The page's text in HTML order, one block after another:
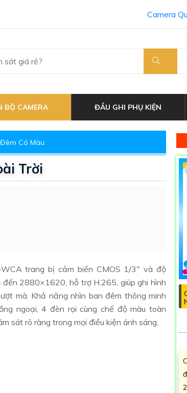
Camera
BỘ CAMERA ĐẦU GHI PHỤ KIỆN
Có Màu
Trời
WCA trang bị cảm biến CMOS 1/3" và độ
đến 2880×1620, hỗ trợ H.265, giúp ghi hình
mà. Khả năng nhìn ban đêm thông minh
ngoại, 4 đèn rọi cùng chế độ màu toàn
sát rõ ràng trong mọi điều kiện ánh sáng.